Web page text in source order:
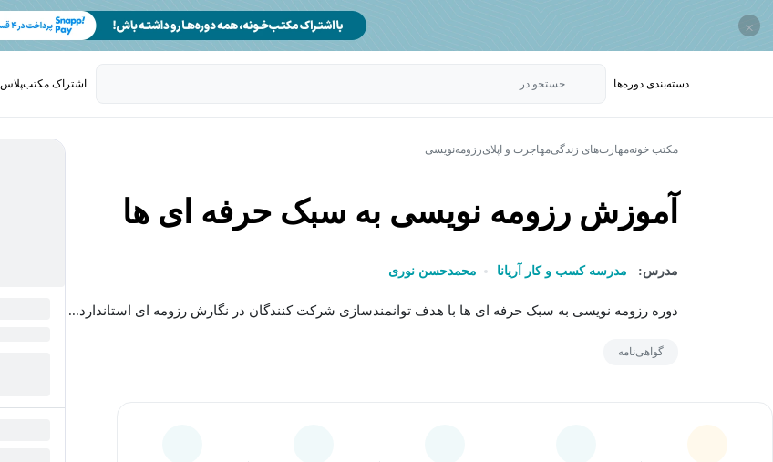
×
دسته‌بندی‌ دوره‌ها جستجو در اشتراک مکتب‌پلاس
مکتب خونهمهارت‌های زندگیمهاجرت و اپلایرزومه‌نویسی
آموزش رزومه نویسی به سبک حرفه ای ها
مدرس: مدرسه کسب و کار آریانا محمدحسن نوری
دوره رزومه نویسی به سبک حرفه ای ها با هدف توانمندسازی شرکت کنندگان در نگارش رزومه ای استاندارد...
گواهی‌نامه